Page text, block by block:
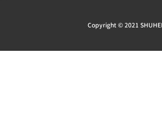
Copyright © 2021